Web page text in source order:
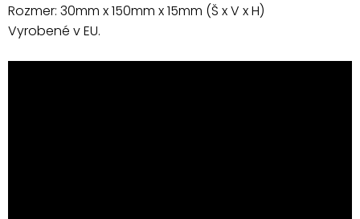
Rozmer: 30mm x 150mm x 15mm (Š x V x H)
Vyrobené v EU.